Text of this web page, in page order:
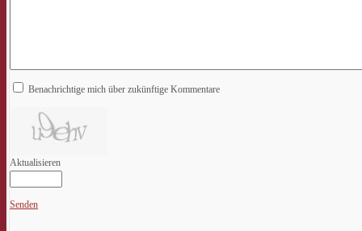
Benachrichtige mich über zukünftige Kommentare
Aktualisieren
Senden